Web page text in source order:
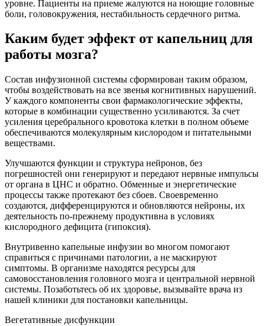
уровне. Пациенты на приеме жалуются на ноющие головные
боли, головокружения, нестабильность сердечного ритма.
Каким будет эффект от капельниц для
работы мозга?
Состав инфузионной системы сформирован таким образом,
чтобы воздействовать на все звенья когнитивных нарушений.
У каждого компоненты свои фармакологические эффекты,
которые в комбинации существенно усиливаются. За счет
усиления церебрального кровотока клетки в полном объеме
обеспечиваются молекулярным кислородом и питательными
веществами.
Улучшаются функции и структура нейронов, без
погрешностей они генерируют и передают нервные импульсы
от органа в ЦНС и обратно. Обменные и энергетические
процессы также протекают без сбоев. Своевременно
создаются, дифференцируются и обновляются нейроны, их
деятельность по-прежнему продуктивна в условиях
кислородного дефицита (гипоксия).
Внутривенно капельные инфузии во многом помогают
справиться с причинами патологии, а не маскируют
симптомы. В организме находятся ресурсы для
самовосстановления головного мозга и центральной нервной
системы. Позаботьтесь об их здоровье, вызывайте врача из
нашей клиники для постановки капельницы.
Вегетативные дисфункции